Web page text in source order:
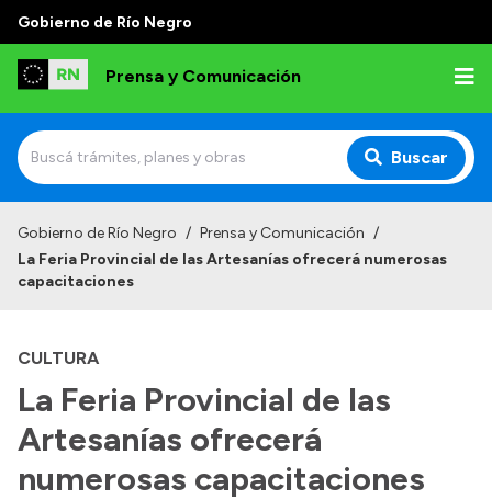
Gobierno de Río Negro
Prensa y Comunicación
Buscar
Institucional
Referentes de prensa
Archivo de noticias
Transparencia
Gobierno de Río Negro / Prensa y Comunicación /
La Feria Provincial de las Artesanías ofrecerá numerosas
capacitaciones
CULTURA
La Feria Provincial de las
Artesanías ofrecerá
numerosas capacitaciones